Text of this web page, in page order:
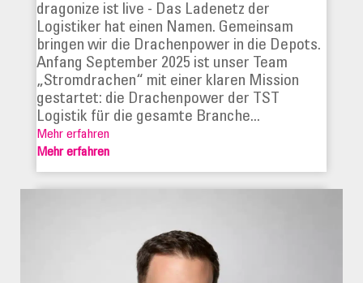
dragonize ist live - Das Ladenetz der
Logistiker hat einen Namen. Gemeinsam
bringen wir die Drachenpower in die Depots.
Anfang September 2025 ist unser Team
„Stromdrachen“ mit einer klaren Mission
gestartet: die Drachenpower der TST
Logistik für die gesamte Branche...
Mehr erfahren
Mehr erfahren